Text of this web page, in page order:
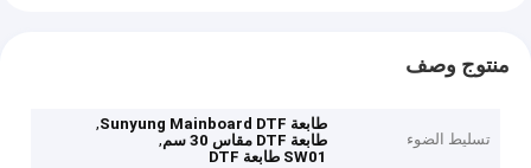
منتوج وصف
تسليط الضوء
طابعة Sunyung Mainboard DTF
,
طابعة DTF مقاس 30 سم
,
SW01 طابعة DTF